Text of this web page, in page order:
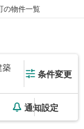
の物件一覧
築
条件変更
通知設定